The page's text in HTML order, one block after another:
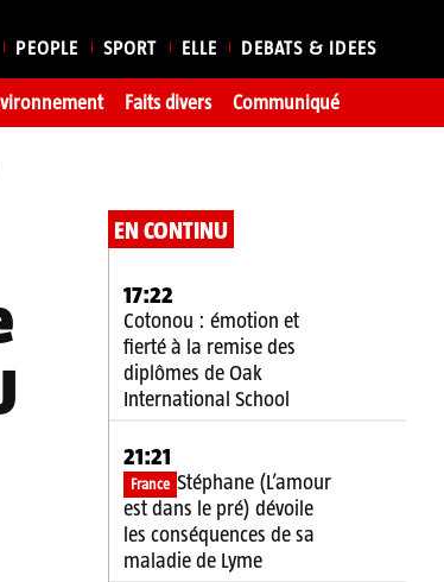
PEOPLE SPORT ELLE DEBATS & IDEES
Faits divers Communiqué
EN CONTINU
17:22
Cotonou : émotion et
fierté à la remise des
diplômes de Oak
International School
21:21
France Stéphane (L’amour
est dans le pré) dévoile
les conséquences de sa
maladie de Lyme